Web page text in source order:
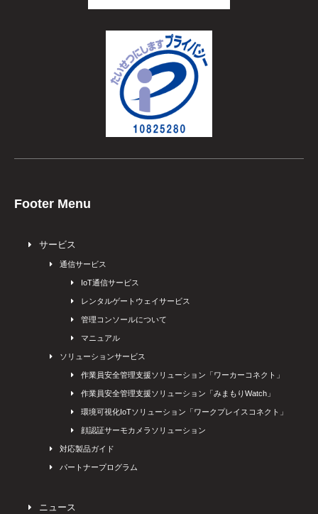
Footer Menu
サービス
通信サービス
IoT通信サービス
レンタルゲートウェイサービス
管理コンソールについて
マニュアル
ソリューションサービス
作業員安全管理支援ソリューション「ワーカーコネクト」
作業員安全管理支援ソリューション「みまもりWatch」
環境可視化IoTソリューション「ワークプレイスコネクト」
顔認証サーモカメラソリューション
対応製品ガイド
パートナープログラム
ニュース